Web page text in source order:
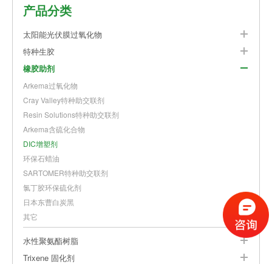
产品分类
太阳能光伏膜过氧化物
特种生胶
橡胶助剂
Arkema过氧化物
Cray Valley特种助交联剂
Resin Solutions特种助交联剂
Arkema含硫化合物
DIC增塑剂
环保石蜡油
SARTOMER特种助交联剂
氯丁胶环保硫化剂
日本东曹白炭黑
其它
水性聚氨酯树脂
Trixene 固化剂